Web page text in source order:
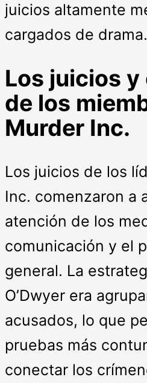
juicios altamente
cargados de drama.
Los juicios
de los
Murder Inc.
Los juicios de los
Inc. comenzaron a
atención de los
comunicación y el
general. La
O’Dwyer era
acusados, lo que
pruebas más
conectar los